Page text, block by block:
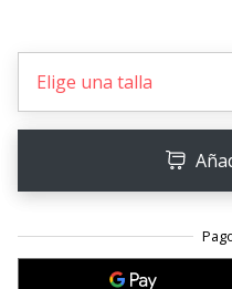
Weplayhandball!
¿Te
jugón?
Elige una talla